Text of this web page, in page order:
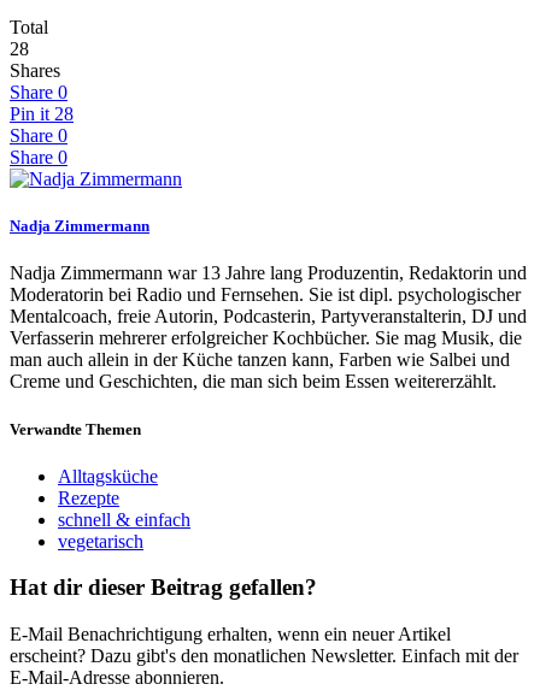
Total
28
Shares
Share 0
Pin it 28
Share 0
Share 0
Nadja Zimmermann
Nadja Zimmermann war 13 Jahre lang Produzentin, Redaktorin und
Moderatorin bei Radio und Fernsehen. Sie ist dipl. psychologischer
Mentalcoach, freie Autorin, Podcasterin, Partyveranstalterin, DJ und
Verfasserin mehrerer erfolgreicher Kochbücher. Sie mag Musik, die
man auch allein in der Küche tanzen kann, Farben wie Salbei und
Creme und Geschichten, die man sich beim Essen weitererzählt.
Verwandte Themen
Alltagsküche
Rezepte
schnell & einfach
vegetarisch
Hat dir dieser Beitrag gefallen?
E-Mail Benachrichtigung erhalten, wenn ein neuer Artikel
erscheint? Dazu gibt's den monatlichen Newsletter. Einfach mit der
E-Mail-Adresse abonnieren.